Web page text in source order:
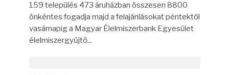
159 település 473 áruházban összesen 8800
önkéntes fogadja majd a felajánlásokat péntektől
vasárnapig a Magyar Élelmiszerbank Egyesület
élelmiszergyűjtő...